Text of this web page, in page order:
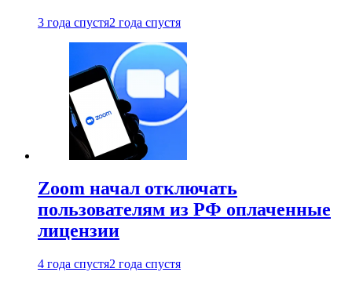
3 года спустя2 года спустя
Zoom начал отключать
пользователям из РФ оплаченные
лицензии
4 года спустя2 года спустя